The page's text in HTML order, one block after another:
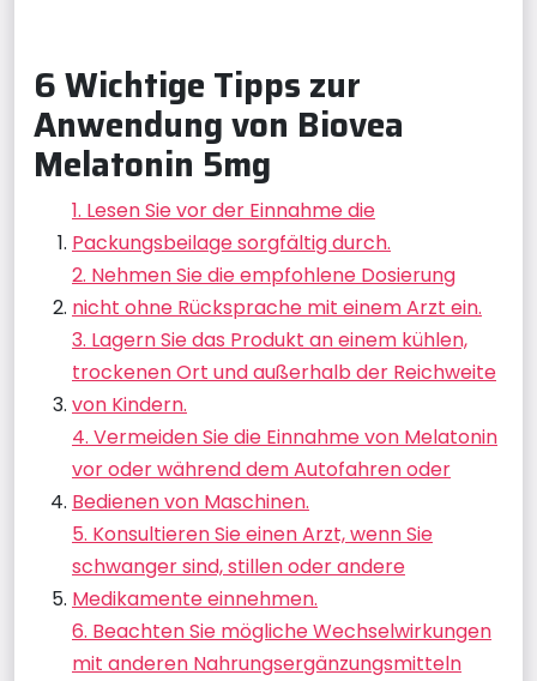
6 Wichtige Tipps zur
Anwendung von Biovea
Melatonin 5mg
1. Lesen Sie vor der Einnahme die
Packungsbeilage sorgfältig durch.
2. Nehmen Sie die empfohlene Dosierung
nicht ohne Rücksprache mit einem Arzt ein.
3. Lagern Sie das Produkt an einem kühlen,
trockenen Ort und außerhalb der Reichweite
von Kindern.
4. Vermeiden Sie die Einnahme von Melatonin
vor oder während dem Autofahren oder
Bedienen von Maschinen.
5. Konsultieren Sie einen Arzt, wenn Sie
schwanger sind, stillen oder andere
Medikamente einnehmen.
6. Beachten Sie mögliche Wechselwirkungen
mit anderen Nahrungsergänzungsmitteln